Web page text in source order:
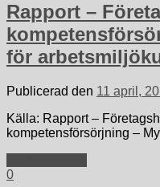
Rapport –
för
Publicerad den 11 april,
Källa: Rapport –
kompetensförsörjning –
0